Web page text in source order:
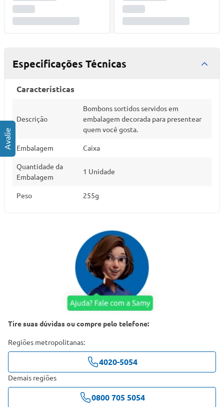
Especificações Técnicas
Características
Descrição
Bombons sortidos servidos em
embalagem decorada para presentear
quem você gosta.
Embalagem Caixa
Quantidade da
Embalagem
1 Unidade
Peso 255g
Tire suas dúvidas ou compre pelo telefone:
Regiões metropolitanas:
4020-5054
Demais regiões
0800 705 5054